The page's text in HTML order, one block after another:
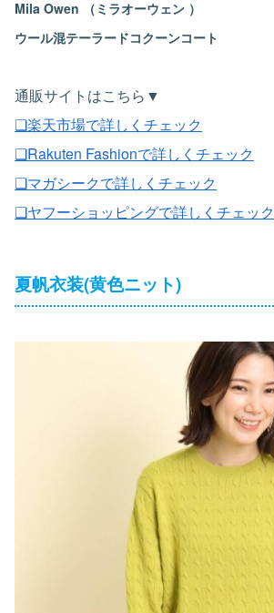
Mila Owen （ミラオーウェン ）
ウール混テーラードコクーンコート
通販サイトはこちら▼
❏楽天市場で詳しくチェック
❏Rakuten Fashionで詳しくチェック
❏マガシークで詳しくチェック
❏ヤフーショッピングで詳しくチェック
夏帆衣装(黄色ニット)